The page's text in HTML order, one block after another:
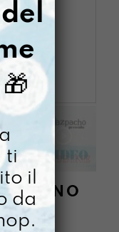
A MANO
del
🎁
ti
il
da